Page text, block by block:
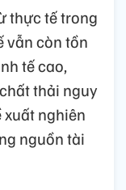
thực tế trong
vẫn còn tồn
tế cao,
thải nguy
xuất nghiên
nguồn tài